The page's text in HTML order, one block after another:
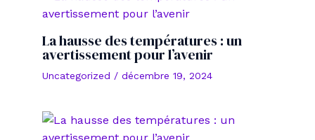
La hausse des températures : un
avertissement pour l’avenir
Uncategorized / décembre 19, 2024